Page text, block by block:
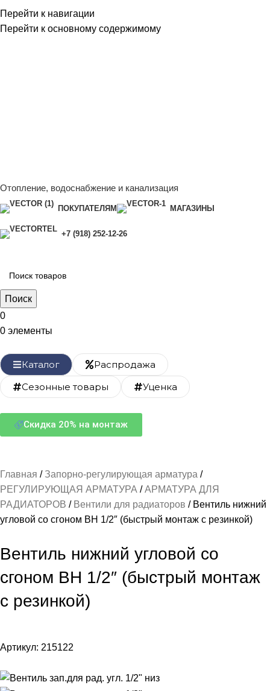
Перейти к навигации
Перейти к основному содержимому
Отопление, водоснабжение и канализация
ПОКУПАТЕЛЯМ МАГАЗИНЫ
+7 (918) 252-12-26
Поиск
0
0 элементы
Каталог
Распродажа
Сезонные товары
Уценка
Скидка 20% на монтаж
Главная
Запорно-регулирующая арматура
РЕГУЛИРУЮЩАЯ АРМАТУРА
АРМАТУРА ДЛЯ
РАДИАТОРОВ
Вентили для радиаторов
Вентиль нижний
угловой со сгоном ВН 1/2″ (быстрый монтаж с резинкой)
Вентиль нижний угловой со
сгоном ВН 1/2″ (быстрый монтаж
с резинкой)
Артикул: 215122